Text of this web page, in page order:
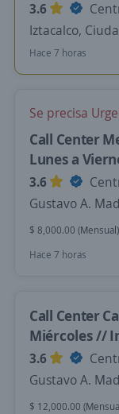
3.6
Iztacalco,
Hace 7 horas
Se precisa
Call Center
Lunes a
3.6
Gustavo A.
$ 8,000.00 (Mensual)
Hace 7 horas
Call Center
Miércoles //
3.6
Gustavo A.
$ 12,000.00